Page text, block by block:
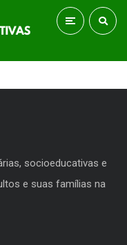
socioeducativas e
e suas famílias na